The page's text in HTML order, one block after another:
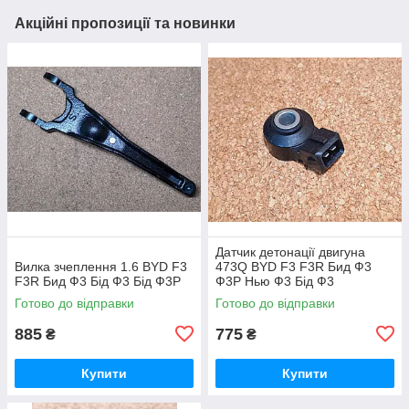
Акційні пропозиції та новинки
Вилка зчеплення 1.6 BYD F3
F3R Бид Ф3 Бід Ф3 Бід Ф3Р
Готово до відправки
885 ₴
Купити
Датчик детонації двигуна
473Q BYD F3 F3R Бид Ф3
Ф3Р Нью Ф3 Бід Ф3
Готово до відправки
775 ₴
Купити